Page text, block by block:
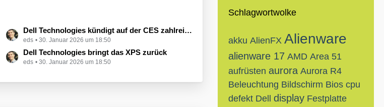
e
B
e
t
ä
L
e
t
z
Dell Technologies kündigt auf der CES zahlreiche Alienware-Neuheiten an
eds 30. Januar 2026 um 18:50
Dell Technologies bringt das XPS zurück
eds 30. Januar 2026 um 18:50
Schlagwortwolke
akku AlienFX Alienware
alienware 17 AMD Area 51
aufrüsten aurora Aurora R4
Beleuchtung Bildschirm Bios cpu
defekt Dell display Festplatte